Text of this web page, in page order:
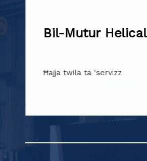
IE3 Three Phase